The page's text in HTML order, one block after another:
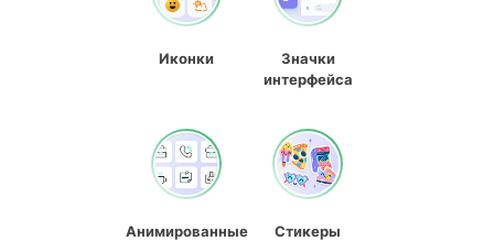
Иконки
Значки
интерфейса
Анимированные
Стикеры